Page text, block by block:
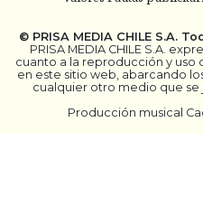
© PRISA MEDIA CHILE S.A.
PRISA MEDIA CHILE S.A.
cuanto a la reproducción y uso
en este sitio web, abarcando
cualquier otro medio que se
Producción musical